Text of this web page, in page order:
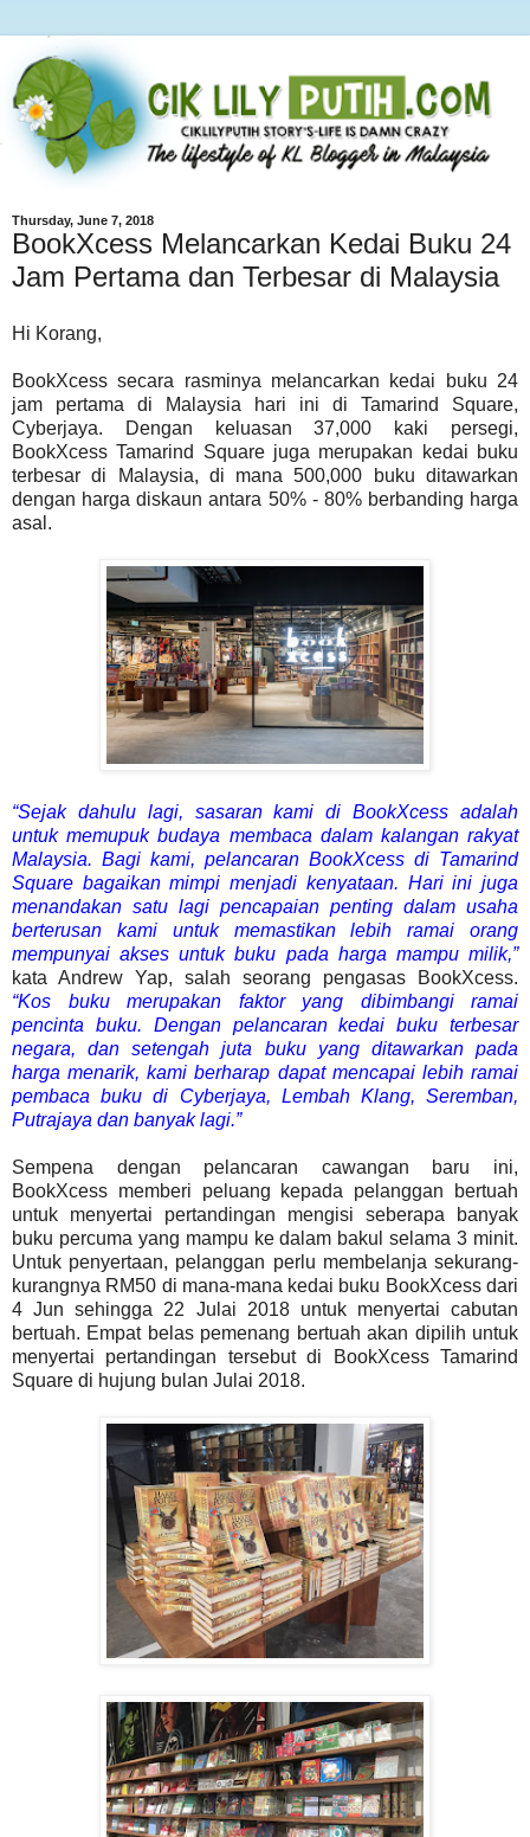
Thursday, June 7, 2018
BookXcess Melancarkan Kedai Buku 24
Jam Pertama dan Terbesar di Malaysia
Hi Korang,
BookXcess secara rasminya melancarkan kedai buku 24
jam pertama di Malaysia hari ini di Tamarind Square,
Cyberjaya. Dengan keluasan 37,000 kaki persegi,
BookXcess Tamarind Square juga merupakan kedai buku
terbesar di Malaysia, di mana 500,000 buku ditawarkan
dengan harga diskaun antara 50% - 80% berbanding harga
asal.
“Sejak dahulu lagi, sasaran kami di BookXcess adalah
untuk memupuk budaya membaca dalam kalangan rakyat
Malaysia. Bagi kami, pelancaran BookXcess di Tamarind
Square bagaikan mimpi menjadi kenyataan. Hari ini juga
menandakan satu lagi pencapaian penting dalam usaha
berterusan kami untuk memastikan lebih ramai orang
mempunyai akses untuk buku pada harga mampu milik,”
kata Andrew Yap, salah seorang pengasas BookXcess.
“Kos buku merupakan faktor yang dibimbangi ramai
pencinta buku. Dengan pelancaran kedai buku terbesar
negara, dan setengah juta buku yang ditawarkan pada
harga menarik, kami berharap dapat mencapai lebih ramai
pembaca buku di Cyberjaya, Lembah Klang, Seremban,
Putrajaya dan banyak lagi.”
Sempena dengan pelancaran cawangan baru ini,
BookXcess memberi peluang kepada pelanggan bertuah
untuk menyertai pertandingan mengisi seberapa banyak
buku percuma yang mampu ke dalam bakul selama 3 minit.
Untuk penyertaan, pelanggan perlu membelanja sekurang-
kurangnya RM50 di mana-mana kedai buku BookXcess dari
4 Jun sehingga 22 Julai 2018 untuk menyertai cabutan
bertuah. Empat belas pemenang bertuah akan dipilih untuk
menyertai pertandingan tersebut di BookXcess Tamarind
Square di hujung bulan Julai 2018.